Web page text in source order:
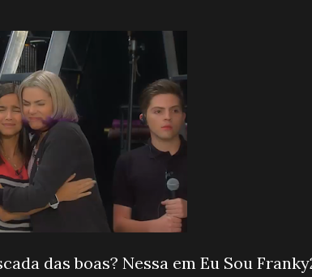
das boas? Nessa em Eu Sou